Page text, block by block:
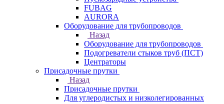
FUBAG
AURORA
Оборудование для трубопроводов
Назад
Оборудование для трубопроводов
Подогреватели стыков труб (ПСТ)
Центраторы
Присадочные прутки
Назад
Присадочные прутки
Для углеродистых и низколегированных